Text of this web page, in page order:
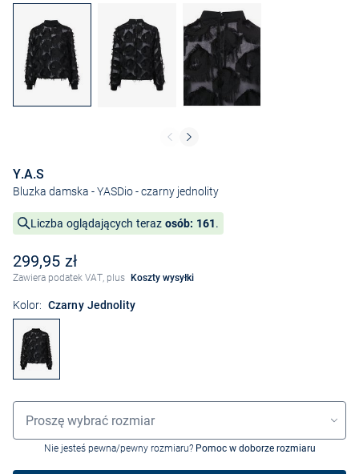
Y.A.S
Bluzka damska - YASDio- czarny jednolity
Liczba oglądających teraz osób: 161.
299,95 zł
Zawiera podatek VAT, plus Koszty wysyłki
Kolor: Czarny Jednolity
Wybór rozmiaru
Proszę wybrać rozmiar
Nie jesteś pewna/pewny rozmiaru? Pomoc w doborze rozmiaru